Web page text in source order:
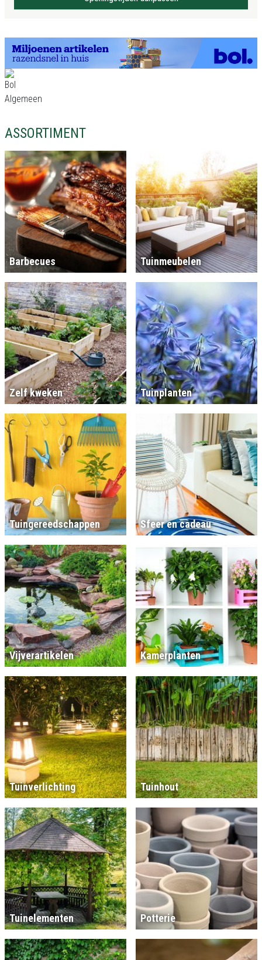
ASSORTIMENT
Barbecues Tuinmeubelen
Zelf kweken Tuinplanten
Tuingereedschappen Sfeer en cadeau
Vijverartikelen Kamerplanten
Tuinverlichting Tuinhout
Tuinelementen Potterie